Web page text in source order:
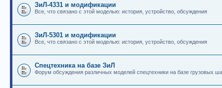
ЗиЛ-4331 и модификации
Все, что связано с этой моделью: история, устройство, обсуждения
ЗиЛ-5301 и модификации
Все, что связано с этой моделью: история, устройство, обсуждения
Спецтехника на базе ЗиЛ
Форум обсуждения различных моделей спецтехники на базе грузовых